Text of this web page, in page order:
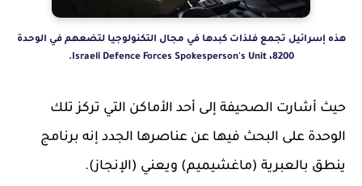
هذه إسرائيل تجمع فلذات كبدها في مجال التكنولوجيا لتضعهم في الوحدة
8200، Israeli Defence Forces Spokesperson's Unit.
حيث أشارت الصحيفة إلى أحد الأماكن التي تركز تلك
الوحدة على البحث فيها عن عناصرها الجدد إنه برنامج
ينطق بالعبرية (ماغشيميم) ويعني (الإنجاز).